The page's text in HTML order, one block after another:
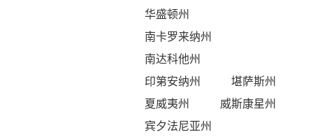
华盛顿州
南卡罗来纳州
南达科他州
印第安纳州
堪萨斯州
夏威夷州
威斯康星州
宾夕法尼亚州